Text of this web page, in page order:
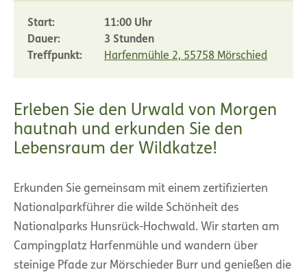
Start:
11:00 Uhr
Dauer:
3 Stunden
Treffpunkt:
Harfenmühle 2, 55758 Mörschied
Erleben Sie den Urwald von Morgen
hautnah und erkunden Sie den
Lebensraum der Wildkatze!
Erkunden Sie gemeinsam mit einem zertifizierten
Nationalparkführer die wilde Schönheit des
Nationalparks Hunsrück-Hochwald. Wir starten am
Campingplatz Harfenmühle und wandern über
steinige Pfade zur Mörschieder Burr und genießen die